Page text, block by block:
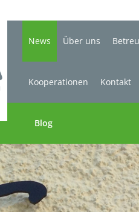
News
Blog
Über uns
Kooperationen Kontakt